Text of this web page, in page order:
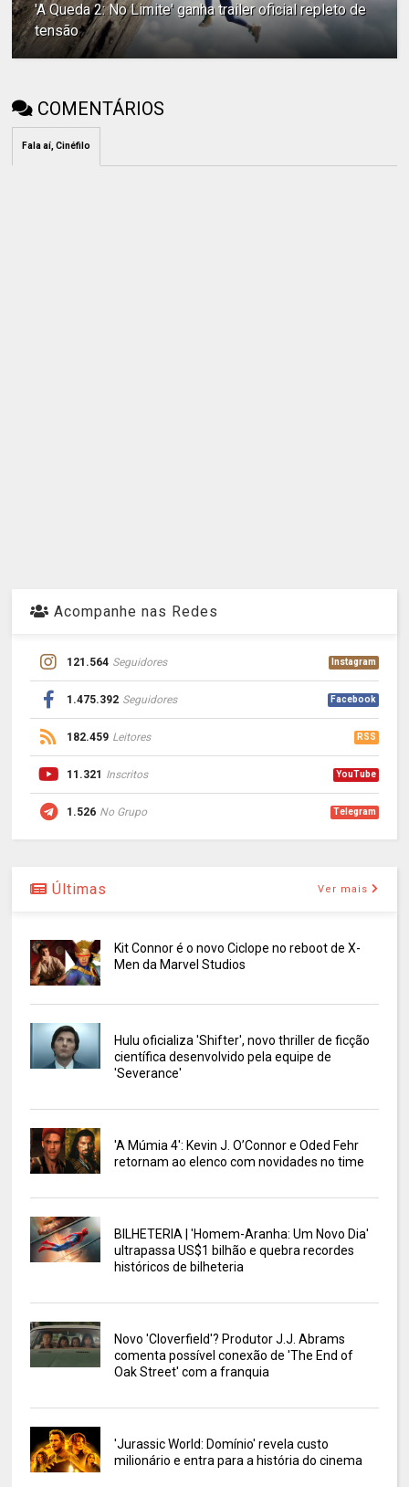
'A Queda 2: No Limite' ganha trailer oficial repleto de
tensão
COMENTÁRIOS
Fala aí, Cinéfilo
Acompanhe nas Redes
121.564 Seguidores Instagram
1.475.392 Seguidores Facebook
182.459 Leitores RSS
11.321 Inscritos YouTube
1.526 No Grupo Telegram
Últimas Ver mais
Kit Connor é o novo Ciclope no reboot de X-
Men da Marvel Studios
Hulu oficializa 'Shifter', novo thriller de ficção
científica desenvolvido pela equipe de
'Severance'
'A Múmia 4': Kevin J. O’Connor e Oded Fehr
retornam ao elenco com novidades no time
BILHETERIA | 'Homem-Aranha: Um Novo Dia'
ultrapassa US$1 bilhão e quebra recordes
históricos de bilheteria
Novo 'Cloverfield'? Produtor J.J. Abrams
comenta possível conexão de 'The End of
Oak Street' com a franquia
'Jurassic World: Domínio' revela custo
milionário e entra para a história do cinema